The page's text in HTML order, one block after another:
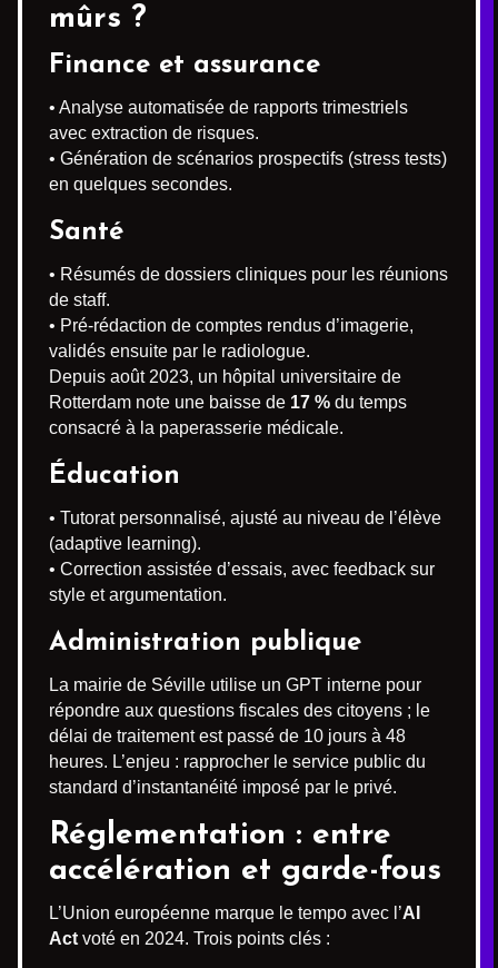
mûrs ?
Finance et assurance
• Analyse automatisée de rapports trimestriels
avec extraction de risques.
• Génération de scénarios prospectifs (stress tests)
en quelques secondes.
Santé
• Résumés de dossiers cliniques pour les réunions
de staff.
• Pré-rédaction de comptes rendus d’imagerie,
validés ensuite par le radiologue.
Depuis août 2023, un hôpital universitaire de
Rotterdam note une baisse de 17 % du temps
consacré à la paperasserie médicale.
Éducation
• Tutorat personnalisé, ajusté au niveau de l’élève
(adaptive learning).
• Correction assistée d’essais, avec feedback sur
style et argumentation.
Administration publique
La mairie de Séville utilise un GPT interne pour
répondre aux questions fiscales des citoyens ; le
délai de traitement est passé de 10 jours à 48
heures. L’enjeu : rapprocher le service public du
standard d’instantanéité imposé par le privé.
Réglementation : entre
accélération et garde-fous
L’Union européenne marque le tempo avec l’AI
Act voté en 2024. Trois points clés :